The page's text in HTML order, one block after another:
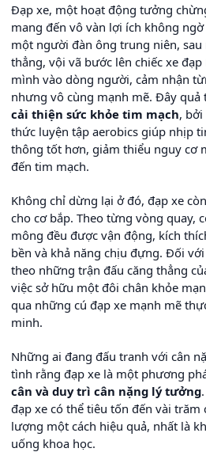
Đạp xe, một hoạt động tưởng
mang đến vô vàn lợi ích không
một người đàn ông trung niên, sau
thẳng, vội vã bước lên chiếc xe
mình vào dòng người, cảm nhận
nhưng vô cùng mạnh mẽ. Đây quả
cải thiện sức khỏe tim mạch,
thức luyện tập aerobics giúp nhịp
thông tốt hơn, giảm thiểu nguy cơ
đến tim mạch.
Không chỉ dừng lại ở đó, đạp xe
cho cơ bắp. Theo từng vòng quay,
mông đều được vận động, kích
bền và khả năng chịu đựng. Đối
theo những trận đấu căng thẳng
việc sở hữu một đôi chân khỏe
qua những cú đạp xe mạnh mẽ
minh.
Những ai đang đấu tranh với cân
tình rằng đạp xe là một phương
cân và duy trì cân nặng lý tưởng
đạp xe có thể tiêu tốn đến vài trăm
lượng một cách hiệu quả, nhất là
uống khoa học.